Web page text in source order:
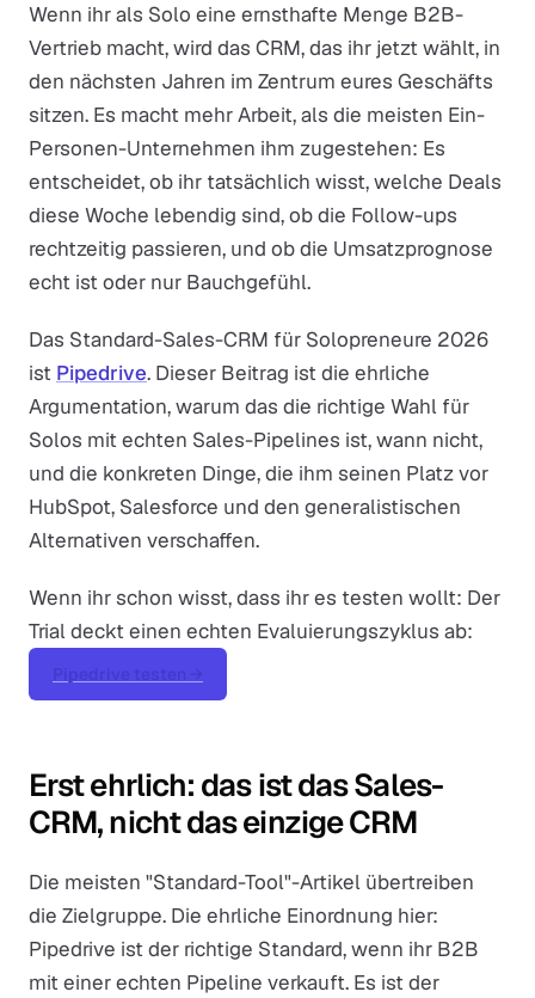
Wenn ihr als Solo eine ernsthafte Menge B2B-
Vertrieb macht, wird das CRM, das ihr jetzt wählt, in
den nächsten Jahren im Zentrum eures Geschäfts
sitzen. Es macht mehr Arbeit, als die meisten Ein-
Personen-Unternehmen ihm zugestehen: Es
entscheidet, ob ihr tatsächlich wisst, welche Deals
diese Woche lebendig sind, ob die Follow-ups
rechtzeitig passieren, und ob die Umsatzprognose
echt ist oder nur Bauchgefühl.
Das Standard-Sales-CRM für Solopreneure 2026
ist Pipedrive. Dieser Beitrag ist die ehrliche
Argumentation, warum das die richtige Wahl für
Solos mit echten Sales-Pipelines ist, wann nicht,
und die konkreten Dinge, die ihm seinen Platz vor
HubSpot, Salesforce und den generalistischen
Alternativen verschaffen.
Wenn ihr schon wisst, dass ihr es testen wollt: Der
Trial deckt einen echten Evaluierungszyklus ab:
Pipedrive testen →
Erst ehrlich: das ist das Sales-
CRM, nicht das einzige CRM
Die meisten "Standard-Tool"-Artikel übertreiben
die Zielgruppe. Die ehrliche Einordnung hier:
Pipedrive ist der richtige Standard, wenn ihr B2B
mit einer echten Pipeline verkauft. Es ist der